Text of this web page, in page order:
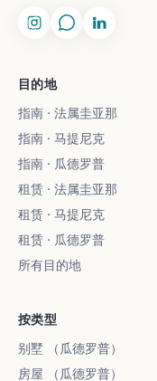
目的地
指南 · 法属圭亚那
指南 · 马提尼克
指南 · 瓜德罗普
租赁 · 法属圭亚那
租赁 · 马提尼克
租赁 · 瓜德罗普
所有目的地
按类型
别墅 （瓜德罗普）
房屋 （瓜德罗普）